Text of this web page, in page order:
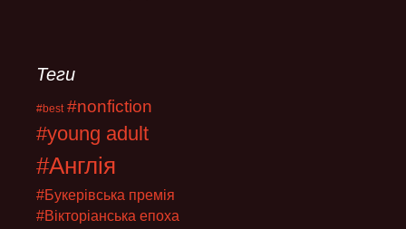
Теги
#best #nonfiction
#young adult
#Англія
#Букерівська премія
#Вікторіанська епоха